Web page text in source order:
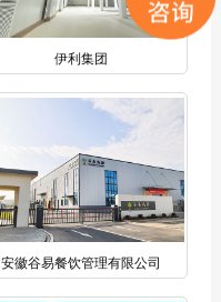
伊利集团
安徽谷易餐饮管理有限公司